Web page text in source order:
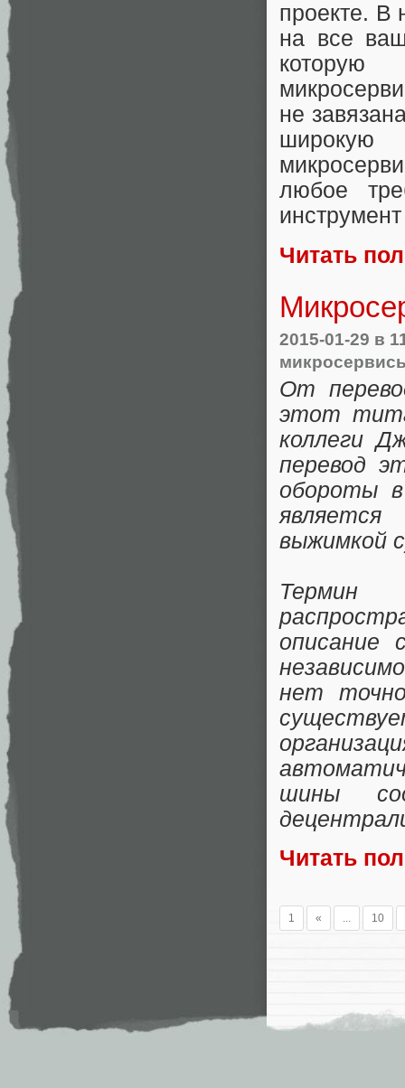
проекте. В
на все
которую
не
широкую
любое
Читать
2015-01-29 в
От
этот
коллеги
перевод
обороты
выжимкой
Термин
описание
нет
шины
Читать
1 « ... 10